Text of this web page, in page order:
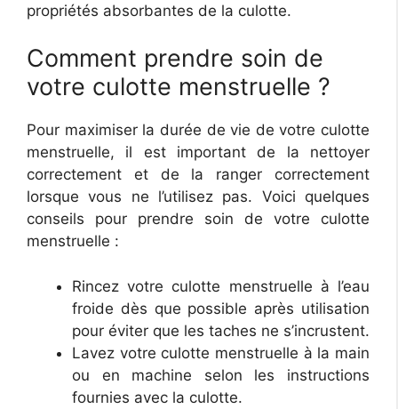
propriétés absorbantes de la culotte.
Comment prendre soin de
votre culotte menstruelle ?
Pour maximiser la durée de vie de votre culotte
menstruelle, il est important de la nettoyer
correctement et de la ranger correctement
lorsque vous ne l’utilisez pas. Voici quelques
conseils pour prendre soin de votre culotte
menstruelle :
Rincez votre culotte menstruelle à l’eau
froide dès que possible après utilisation
pour éviter que les taches ne s’incrustent.
Lavez votre culotte menstruelle à la main
ou en machine selon les instructions
fournies avec la culotte.